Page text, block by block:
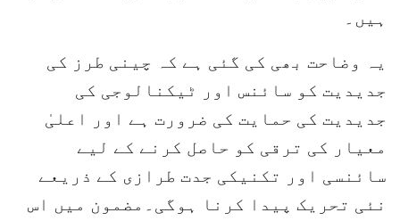
ہیں۔
یہ وضاحت بھی کی گئی ہے کہ چینی طرز کی
جدیدیت کو سائنس اور ٹیکنالوجی کی
جدیدیت کی حمایت کی ضرورت ہے اور اعلیٰ
معیار کی ترقی کو حاصل کرنے کے لیے
سائنسی اور تکنیکی جدت طرازی کے ذریعے
نئی تحریک پیدا کرنا ہوگی۔مضمون میں اس